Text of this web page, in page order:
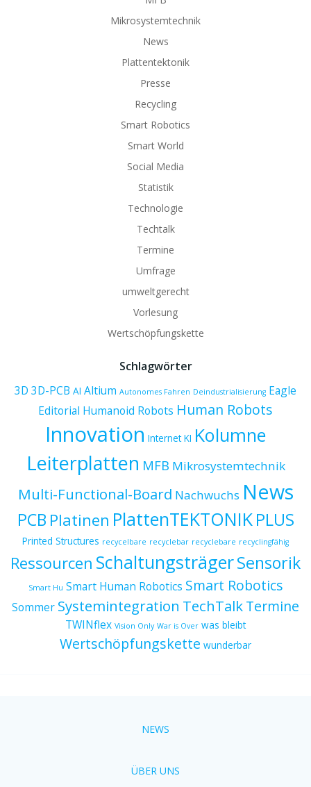
Mikrosystemtechnik
News
Plattentektonik
Presse
Recycling
Smart Robotics
Smart World
Social Media
Statistik
Technologie
Techtalk
Termine
Umfrage
umweltgerecht
Vorlesung
Wertschöpfungskette
Schlagwörter
3D 3D-PCB AI Altium Autonomes Fahren Deindustrialisierung Eagle
Editorial Humanoid Robots Human Robots
Innovation Internet KI Kolumne
Leiterplatten MFB Mikrosystemtechnik
Multi-Functional-Board Nachwuchs News
PCB Platinen PlattenTEKTONIK PLUS
Printed Structures recycelbare recyclebar recyclebare recyclingfähig
Ressourcen SchaltungsträgerSensorik
Smart Hu Smart Human Robotics Smart Robotics
Sommer Systemintegration TechTalkTermine
TWINflex Vision Only War is Over was bleibt
Wertschöpfungskette wunderbar
NEWS
ÜBER UNS